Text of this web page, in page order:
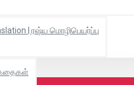
| ரஷ்ய மொழிபெயர்ப்பு